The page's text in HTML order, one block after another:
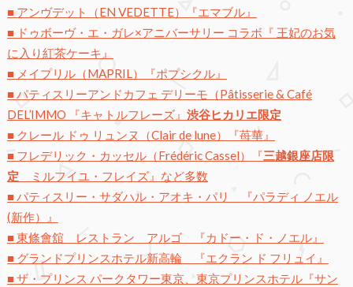
■ アンヴデット（EN VEDETTE）『エマブル』
■ ドゥボーヴ・エ・ガレ×アニバーサリー コラボ『 王妃のお気
に入り紅茶ケーキ』
■ メイプリル（MAPRIL）『ポプシクル』
■ パティスリーアンドカフェ デリーモ（Pâtisserie & Café
DEL’IMMO 『キャトルフレーズ』 渋谷ヒカリエ限定
■ クレール ドゥ リュンヌ（Clair de lune）『苺華』
■ フレデリック・カッセル（Frédéric Cassel）『三越銀座店限
定 ミルフイユ・フレイズ』など多数
■ パティスリー・サダハル・アオキ・パリ 『パラディ ノエル
(新作）』
■ 東條會舘 レストラン アルゴ 『カドー・ド・ノエル』
■ グランドプリンスホテル新高輪 『エクラン ド フリュイ』
■ ザ・プリンス パークタワー東京、東京プリンスホテル『サン